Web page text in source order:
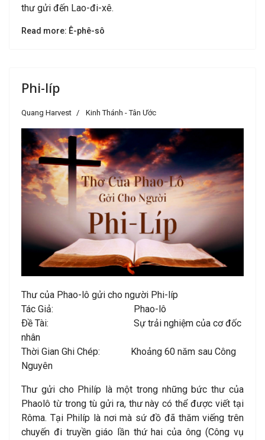
thư gửi đến Lao-đi-xê.
Read more: Ê-phê-sô
Phi-líp
Quang Harvest Kinh Thánh - Tân Ước
Thư của Phao-lô gửi cho người Phi-líp
Tác Giả: Phao-lô
Ðề Tài: Sự trải nghiệm của cơ đốc
nhân
Thời Gian Ghi Chép: Khoảng 60 năm sau Công
Nguyên
Thư gửi cho Philíp là một trong những bức thư của
Phaolô từ trong tù gửi ra, thư này có thể được viết tại
Rôma. Tại Philíp là nơi mà sứ đồ đã thăm viếng trên
chuyến đi truyền giáo lần thứ hai của ông (Công vụ